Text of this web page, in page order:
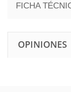
FICHA
OPINIONES